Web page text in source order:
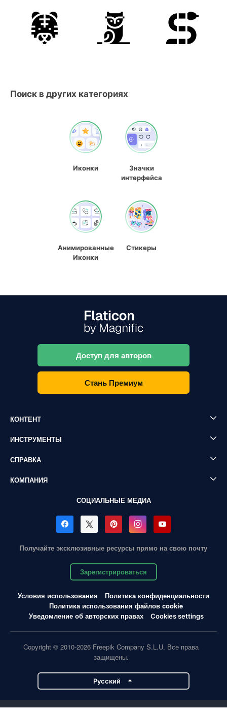
Поиск в других категориях
Иконки
Значки
интерфейса
Анимированные
Иконки
Стикеры
Доступ для авторов
Стань Премиум
КОНТЕНТ
ИНСТРУМЕНТЫ
СПРАВКА
КОМПАНИЯ
СОЦИАЛЬНЫЕ МЕДИА
Получайте эксклюзивные ресурсы прямо на свою почту
Зарегистрироваться
Условия использования
Политика конфиденциальности
Политика использования файлов cookie
Уведомление об авторских правах
Cookies settings
Copyright © 2010-2026 Freepik Company S.L.U. Все права
защищены.
Pусский